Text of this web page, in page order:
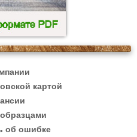
картой
об ошибке